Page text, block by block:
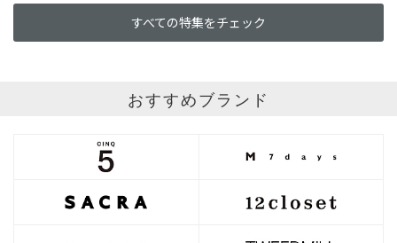
すべての特集をチェック
おすすめブランド